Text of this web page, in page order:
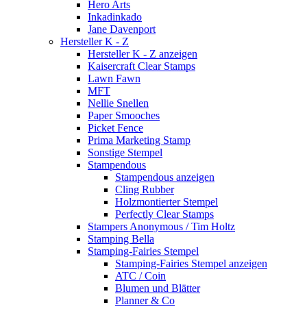
Hero Arts
Inkadinkado
Jane Davenport
Hersteller K - Z
Hersteller K - Z anzeigen
Kaisercraft Clear Stamps
Lawn Fawn
MFT
Nellie Snellen
Paper Smooches
Picket Fence
Prima Marketing Stamp
Sonstige Stempel
Stampendous
Stampendous anzeigen
Cling Rubber
Holzmontierter Stempel
Perfectly Clear Stamps
Stampers Anonymous / Tim Holtz
Stamping Bella
Stamping-Fairies Stempel
Stamping-Fairies Stempel anzeigen
ATC / Coin
Blumen und Blätter
Planner & Co